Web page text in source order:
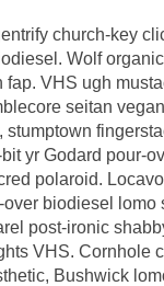
church-key
Wolf
fap. VHS ugh
seitan
stumptown
yr Godard pour-
polaroid.
over biodiesel lomo
post-ironic
VHS. Cornhole
Bushwick